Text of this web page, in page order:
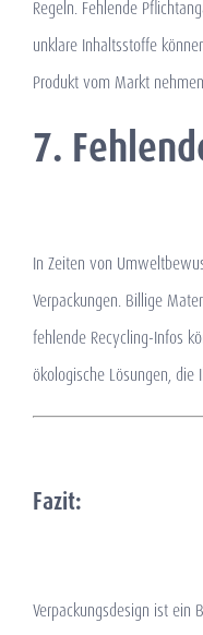
Regeln. Fehlende
unklare Inhaltsstoffe
Produkt vom Markt
7.
In Zeiten von
Verpackungen. Billige
fehlende Recycling-Infos
ökologische Lösungen, die
Fazit:
Verpackungsdesign ist ein